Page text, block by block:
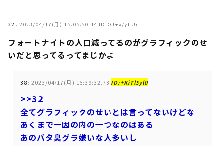
32 : 2023/04/17(月) 15:05:50.44 ID:OJ+x/yEUd
フォートナイトの人口減ってるのがグラフィックのせ
いだと思ってるってまじかよ
38 : 2023/04/17(月) 15:39:32.73 ID:+KiTl5yl0
>>32
全てグラフィックのせいとは言ってないけどな
あくまで一因の内の一つなのはある
あのバタ臭グラ嫌いな人多いし